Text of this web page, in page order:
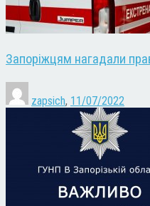
Запоріжцям нагадали
zapsich, 11/07/2022